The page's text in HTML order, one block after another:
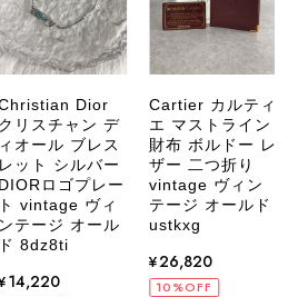
ご相談ください。 またご縁がござ
ましたら、ぜひよろしくお願いいた
ます。 VintageShop solo
CELINE セリーヌ ブレスレット シルバー トリオンフ ホースビット SILVER925 vintage ヴィンテージ オールド 7f8hjn
05
Dior
クリスチャン デ
ィオール ブレス
レット シルバー
DIORロゴプレー
ト vintage ヴィ
ンテージ オール
ド 8dz8ti
¥14,220
Cartier カルティ
エ マストライン
財布 ボルドー レ
ザー 二つ折り
vintage ヴィン
テージ オールド
ustkxg
¥26,820
10%OFF